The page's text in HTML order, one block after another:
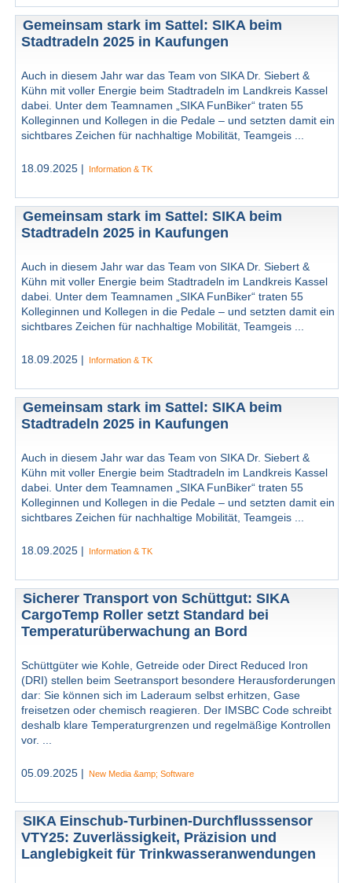
Gemeinsam stark im Sattel: SIKA beim
Stadtradeln 2025 in Kaufungen
Auch in diesem Jahr war das Team von SIKA Dr. Siebert &
Kühn mit voller Energie beim Stadtradeln im Landkreis Kassel
dabei. Unter dem Teamnamen „SIKA FunBiker“ traten 55
Kolleginnen und Kollegen in die Pedale – und setzten damit ein
sichtbares Zeichen für nachhaltige Mobilität, Teamgeis ...
18.09.2025 | Information & TK
Gemeinsam stark im Sattel: SIKA beim
Stadtradeln 2025 in Kaufungen
Auch in diesem Jahr war das Team von SIKA Dr. Siebert &
Kühn mit voller Energie beim Stadtradeln im Landkreis Kassel
dabei. Unter dem Teamnamen „SIKA FunBiker“ traten 55
Kolleginnen und Kollegen in die Pedale – und setzten damit ein
sichtbares Zeichen für nachhaltige Mobilität, Teamgeis ...
18.09.2025 | Information & TK
Gemeinsam stark im Sattel: SIKA beim
Stadtradeln 2025 in Kaufungen
Auch in diesem Jahr war das Team von SIKA Dr. Siebert &
Kühn mit voller Energie beim Stadtradeln im Landkreis Kassel
dabei. Unter dem Teamnamen „SIKA FunBiker“ traten 55
Kolleginnen und Kollegen in die Pedale – und setzten damit ein
sichtbares Zeichen für nachhaltige Mobilität, Teamgeis ...
18.09.2025 | Information & TK
Sicherer Transport von Schüttgut: SIKA
CargoTemp Roller setzt Standard bei
Temperaturüberwachung an Bord
Schüttgüter wie Kohle, Getreide oder Direct Reduced Iron
(DRI) stellen beim Seetransport besondere Herausforderungen
dar: Sie können sich im Laderaum selbst erhitzen, Gase
freisetzen oder chemisch reagieren. Der IMSBC Code schreibt
deshalb klare Temperaturgrenzen und regelmäßige Kontrollen
vor. ...
05.09.2025 | New Media &amp; Software
SIKA Einschub-Turbinen-Durchflusssensor
VTY25: Zuverlässigkeit, Präzision und
Langlebigkeit für Trinkwasseranwendungen